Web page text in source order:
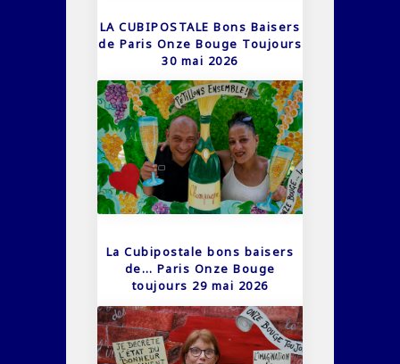
LA CUBIPOSTALE Bons Baisers
de Paris Onze Bouge Toujours
30 mai 2026
La Cubipostale bons baisers
de… Paris Onze Bouge
toujours 29 mai 2026